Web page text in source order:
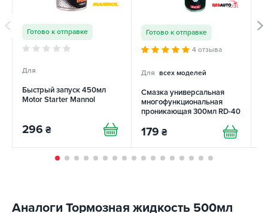
Готово к отправке
Для
Быстрый запуск 450мл
Motor Starter Mannol
296 ₴
Готово к отправке
4 отзыва
Для всех моделей
Смазка универсальная
многофункциональная
проникающая 300мл RD-40
179 ₴
Аналоги Тормозная жидкость 500мл